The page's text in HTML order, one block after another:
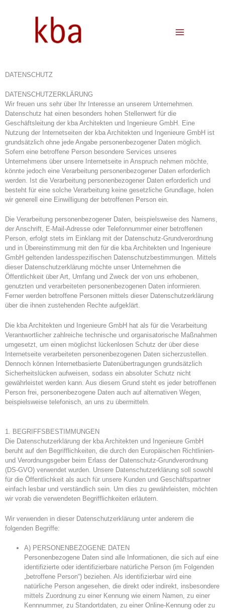
DATENSCHUTZ
DATENSCHUTZERKLÄRUNG
Wir freuen uns sehr über Ihr Interesse an unserem Unternehmen.
Datenschutz hat einen besonders hohen Stellenwert für die
Geschäftsleitung der kba Architekten und Ingenieure GmbH. Eine
Nutzung der Internetseiten der kba Architekten und Ingenieure GmbH ist
grundsätzlich ohne jede Angabe personenbezogener Daten möglich.
Sofern eine betroffene Person besondere Services unseres
Unternehmens über unsere Internetseite in Anspruch nehmen möchte,
könnte jedoch eine Verarbeitung personenbezogener Daten erforderlich
werden. Ist die Verarbeitung personenbezogener Daten erforderlich und
besteht für eine solche Verarbeitung keine gesetzliche Grundlage, holen
wir generell eine Einwilligung der betroffenen Person ein.
Die Verarbeitung personenbezogener Daten, beispielsweise des Namens,
der Anschrift, E-Mail-Adresse oder Telefonnummer einer betroffenen
Person, erfolgt stets im Einklang mit der Datenschutz-Grundverordnung
und in Übereinstimmung mit den für die kba Architekten und Ingenieure
GmbH geltenden landesspezifischen Datenschutzbestimmungen. Mittels
dieser Datenschutzerklärung möchte unser Unternehmen die
Öffentlichkeit über Art, Umfang und Zweck der von uns erhobenen,
genutzten und verarbeiteten personenbezogenen Daten informieren.
Ferner werden betroffene Personen mittels dieser Datenschutzerklärung
über die ihnen zustehenden Rechte aufgeklärt.
Die kba Architekten und Ingenieure GmbH hat als für die Verarbeitung
Verantwortlicher zahlreiche technische und organisatorische Maßnahmen
umgesetzt, um einen möglichst lückenlosen Schutz der über diese
Internetseite verarbeiteten personenbezogenen Daten sicherzustellen.
Dennoch können Internetbasierte Datenübertragungen grundsätzlich
Sicherheitslücken aufweisen, sodass ein absoluter Schutz nicht
gewährleistet werden kann. Aus diesem Grund steht es jeder betroffenen
Person frei, personenbezogene Daten auch auf alternativen Wegen,
beispielsweise telefonisch, an uns zu übermitteln.
1. BEGRIFFSBESTIMMUNGEN
Die Datenschutzerklärung der kba Architekten und Ingenieure GmbH
beruht auf den Begrifflichkeiten, die durch den Europäischen Richtlinien-
und Verordnungsgeber beim Erlass der Datenschutz-Grundverordnung
(DS-GVO) verwendet wurden. Unsere Datenschutzerklärung soll sowohl
für die Öffentlichkeit als auch für unsere Kunden und Geschäftspartner
einfach lesbar und verständlich sein. Um dies zu gewährleisten, möchten
wir vorab die verwendeten Begrifflichkeiten erläutern.
Wir verwenden in dieser Datenschutzerklärung unter anderem die
folgenden Begriffe:
A) PERSONENBEZOGENE DATEN
Personenbezogene Daten sind alle Informationen, die sich auf eine
identifizierte oder identifizierbare natürliche Person (im Folgenden
„betroffene Person“) beziehen. Als identifizierbar wird eine
natürliche Person angesehen, die direkt oder indirekt, insbesondere
mittels Zuordnung zu einer Kennung wie einem Namen, zu einer
Kennnummer, zu Standortdaten, zu einer Online-Kennung oder zu